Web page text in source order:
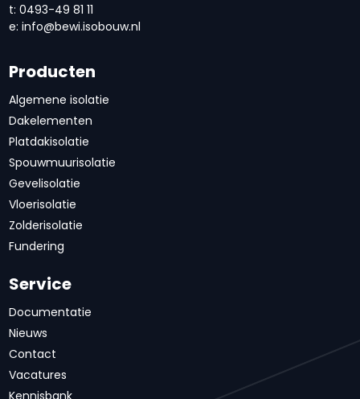
t: 0493-49 81 11
e: info@bewi.isobouw.nl
Producten
Algemene isolatie
Dakelementen
Platdakisolatie
Spouwmuurisolatie
Gevelisolatie
Vloerisolatie
Zolderisolatie
Fundering
Service
Documentatie
Nieuws
Contact
Vacatures
Kennisbank